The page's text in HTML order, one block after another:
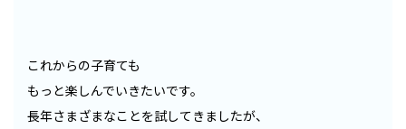
これからの子育ても
もっと楽しんでいきたいです。
長年さまざまなことを試してきましたが、